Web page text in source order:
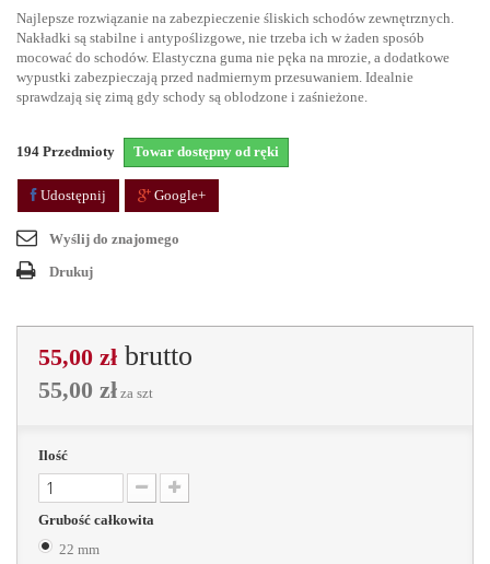
Najlepsze rozwiązanie na zabezpieczenie śliskich schodów zewnętrznych.
Nakładki są stabilne i antypoślizgowe, nie trzeba ich w żaden sposób
mocować do schodów. Elastyczna guma nie pęka na mrozie, a dodatkowe
wypustki zabezpieczają przed nadmiernym przesuwaniem. Idealnie
sprawdzają się zimą gdy schody są oblodzone i zaśnieżone.
194 Przedmioty Towar dostępny od ręki
Udostępnij Google+
Wyślij do znajomego
Drukuj
55,00 zł brutto
55,00 zł za szt
Ilość
Grubość całkowita
22 mm